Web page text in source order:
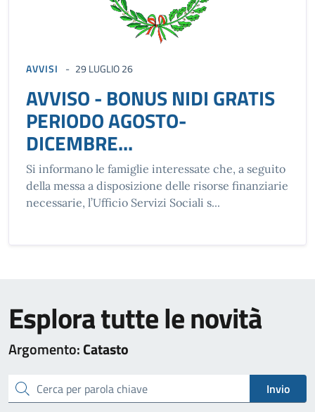
AVVISI 29 LUGLIO 26
AVVISO - BONUS NIDI GRATIS
PERIODO AGOSTO-
DICEMBRE...
Si informano le famiglie interessate che, a seguito
della messa a disposizione delle risorse finanziarie
necessarie, l’Ufficio Servizi Sociali s...
Esplora tutte le novità
Argomento:Catasto
cerca Invio